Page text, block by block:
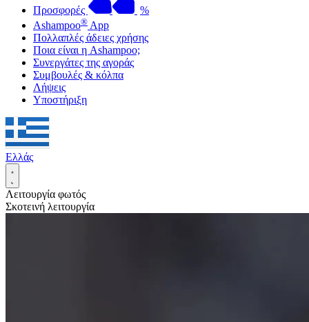
Προσφορές
%
Ashampoo® App
Πολλαπλές άδειες χρήσης
Ποια είναι η Ashampoo;
Συνεργάτες της αγοράς
Συμβουλές & κόλπα
Λήψεις
Υποστήριξη
Ελλάς
Λειτουργία φωτός
Σκοτεινή λειτουργία